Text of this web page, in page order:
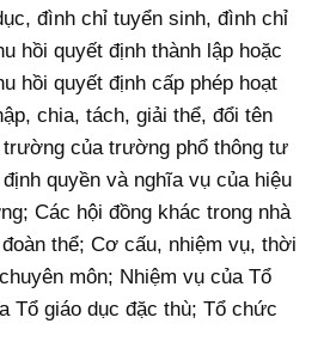
đình chỉ tuyển sinh, đình chỉ
hồi quyết định thành lập hoặc
hồi quyết định cấp phép hoạt
chia, tách, giải thể, đổi tên
của trường phổ thông tư
quyền và nghĩa vụ của hiệu
Các hội đồng khác trong nhà
thể; Cơ cấu, nhiệm vụ, thời
môn; Nhiệm vụ của Tổ
Tổ giáo dục đặc thù; Tổ chức